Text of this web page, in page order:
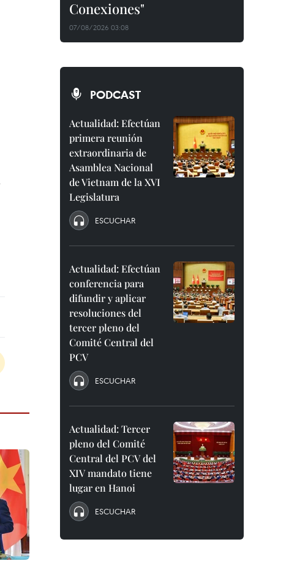
Conexiones"
07/08/2026 03:08
PODCAST
Actualidad: Efectúan
primera reunión
extraordinaria de
Asamblea Nacional
de Vietnam de la XVI
Legislatura
ESCUCHAR
Actualidad: Efectúan
conferencia para
difundir y aplicar
resoluciones del
tercer pleno del
Comité Central del
PCV
ESCUCHAR
Actualidad: Tercer
pleno del Comité
Central del PCV del
XIV mandato tiene
lugar en Hanoi
ESCUCHAR